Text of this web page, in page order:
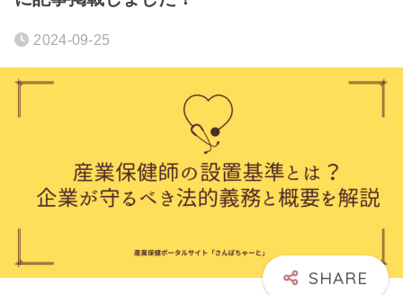
2024-09-25